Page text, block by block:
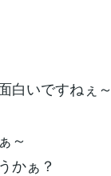
白いですねぇ～
～
かぁ？